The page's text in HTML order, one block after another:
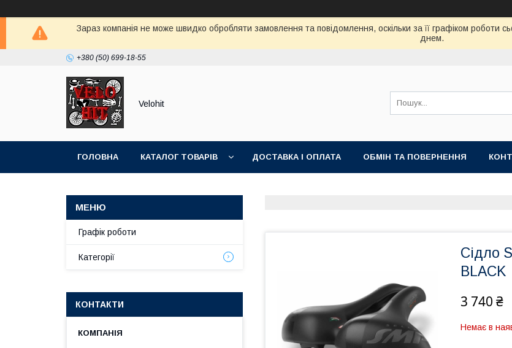
Зараз компанія не може швидко обробляти замовлення та повідомлення, оскільки за її графіком роботи
днем.
+380 (50) 699-18-55
Velohit
ГОЛОВНА КАТАЛОГ ТОВАРІВ ДОСТАВКА І ОПЛАТА ОБМІН ТА ПОВЕРНЕННЯ
Сідло
BLACK
3 740 ₴
Немає в
Графік роботи
Категорії
КОНТАКТИ